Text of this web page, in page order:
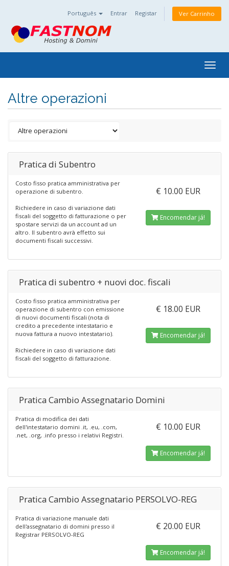
Português Entrar Registar Ver Carrinho
Altre operazioni
Pratica di Subentro
Costo fisso pratica amministrativa per
operazione di subentro.
Richiedere in caso di variazione dati
fiscali del soggetto di fatturazione o per
spostare servizi da un account ad un
altro. Il subentro avrà effetto sui
documenti fiscali successivi.
€ 10.00 EUR
Encomendar já!
Pratica di subentro + nuovi doc. fiscali
Costo fisso pratica amministrativa per
operazione di subentro con emissione
di nuovi documenti fiscali (nota di
credito a precedente intestatario e
nuova fattura a nuovo intestatario).
Richiedere in caso di variazione dati
fiscali del soggetto di fatturazione.
€ 18.00 EUR
Encomendar já!
Pratica Cambio Assegnatario Domini
Pratica di modifica dei dati
dell'intestatario domini .it, .eu, .com,
.net, .org, .info presso i relativi Registri.
€ 10.00 EUR
Encomendar já!
Pratica Cambio Assegnatario PERSOLVO-REG
Pratica di variazione manuale dati
dell'assegnatario di domini presso il
Registrar PERSOLVO-REG
€ 20.00 EUR
Encomendar já!